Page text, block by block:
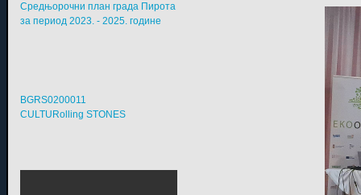
Средњорочни план града Пирота
за период 2023. - 2025. године
BGRS0200011
CULTURolling STONES